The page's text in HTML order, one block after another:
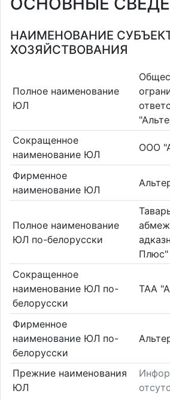
НАИМЕНОВАНИЕ
ХОЗЯЙСТВОВАНИЯ
Полное наименование
ЮЛ
Сокращенное
наименование ЮЛ
ООО
Фирменное
наименование ЮЛ
Полное наименование
ЮЛ по-белорусски
Плюс"
Сокращенное
наименование ЮЛ по-
белорусски
ТАА
Фирменное
наименование ЮЛ по-
белорусски
Прежние наименования
ЮЛ